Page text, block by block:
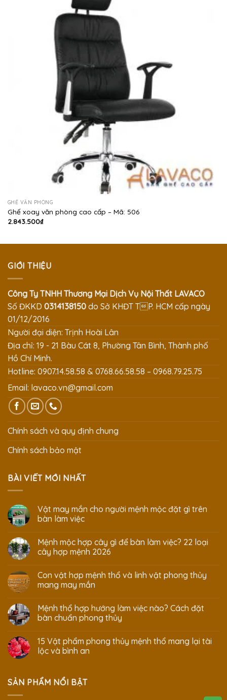
GHẾ VĂN PHÒNG
Ghế xoay văn phòng cao cấp – Mã: 506
2.843.500₫
GIỚI THIỆU
Công Ty TNHH Thương Mại Dịch Vụ Nội Thất LAVACO
Số ĐKKD 0314138150 do Sở KHĐT TP. HCM cấp ngày
01/12/2016
Người đại diện: Trịnh Hoài Lân
Địa chỉ: 19 - 21 Bàu Cát 8, Phường Tân Bình, Thành phố
Hồ Chí Minh.
Hotline: 0907.14.58.58 & 0768.66.58.58 – 0968.79.25.75
Email: lavaco.vn@gmail.com
Chính sách và quy định chung
Chính sách bảo mật
BÀI VIẾT MỚI NHẤT
Vật may mắn cho người mệnh mộc đặt gì trên
bàn làm việc
Mệnh mộc hợp cây gì để bàn làm việc? 22 loại
cây hợp mệnh 2026
Con vật hợp mệnh thổ và linh vật phong thủy
mang may mắn
Mệnh thổ hợp hướng làm việc nào? Cách đặt
bàn chuẩn phong thủy
15 Vật phẩm phong thủy mệnh thổ mang lại tài
lộc và bình an
SẢN PHẨM NỔI BẬT